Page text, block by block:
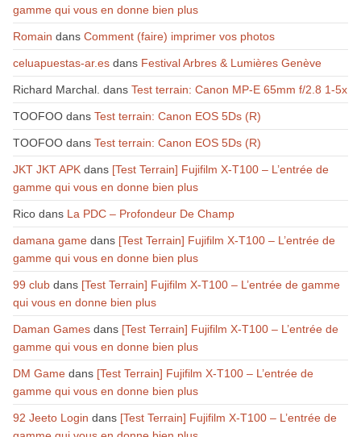
gamme qui vous en donne bien plus
Romain dans Comment (faire) imprimer vos photos
celuapuestas-ar.esdans Festival Arbres & Lumières Genève
Richard Marchal. dans Test terrain: Canon MP-E 65mm f/2.8 1-5x
TOOFOOdans Test terrain: Canon EOS 5Ds (R)
TOOFOOdans Test terrain: Canon EOS 5Ds (R)
JKT JKT APKdans [Test Terrain] Fujifilm X-T100 – L’entrée de
gamme qui vous en donne bien plus
Ricodans La PDC – Profondeur De Champ
damana gamedans [Test Terrain] Fujifilm X-T100 – L’entrée de
gamme qui vous en donne bien plus
99 clubdans [Test Terrain] Fujifilm X-T100 – L’entrée de gamme
qui vous en donne bien plus
Daman Gamesdans [Test Terrain] Fujifilm X-T100 – L’entrée de
gamme qui vous en donne bien plus
DM Gamedans [Test Terrain] Fujifilm X-T100 – L’entrée de
gamme qui vous en donne bien plus
92 Jeeto Login dans [Test Terrain] Fujifilm X-T100 – L’entrée de